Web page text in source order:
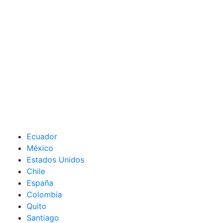
Ecuador
México
Estados Unidos
Chile
España
Colombia
Quito
Santiago